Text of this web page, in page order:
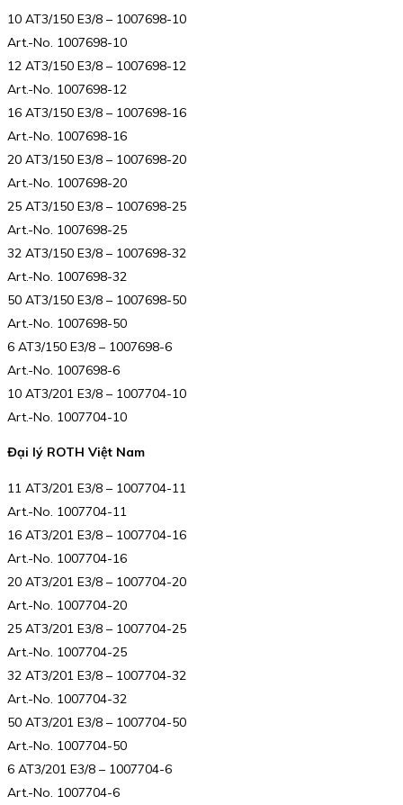
10 AT3/150 E3/8 – 1007698-10
Art.-No. 1007698-10
12 AT3/150 E3/8 – 1007698-12
Art.-No. 1007698-12
16 AT3/150 E3/8 – 1007698-16
Art.-No. 1007698-16
20 AT3/150 E3/8 – 1007698-20
Art.-No. 1007698-20
25 AT3/150 E3/8 – 1007698-25
Art.-No. 1007698-25
32 AT3/150 E3/8 – 1007698-32
Art.-No. 1007698-32
50 AT3/150 E3/8 – 1007698-50
Art.-No. 1007698-50
6 AT3/150 E3/8 – 1007698-6
Art.-No. 1007698-6
10 AT3/201 E3/8 – 1007704-10
Art.-No. 1007704-10
Đại lý ROTH Việt Nam
11 AT3/201 E3/8 – 1007704-11
Art.-No. 1007704-11
16 AT3/201 E3/8 – 1007704-16
Art.-No. 1007704-16
20 AT3/201 E3/8 – 1007704-20
Art.-No. 1007704-20
25 AT3/201 E3/8 – 1007704-25
Art.-No. 1007704-25
32 AT3/201 E3/8 – 1007704-32
Art.-No. 1007704-32
50 AT3/201 E3/8 – 1007704-50
Art.-No. 1007704-50
6 AT3/201 E3/8 – 1007704-6
Art.-No. 1007704-6